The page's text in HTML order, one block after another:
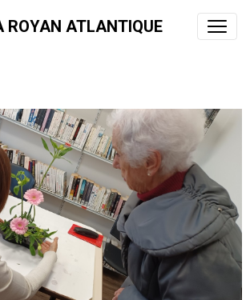
ROYAN ATLANTIQUE